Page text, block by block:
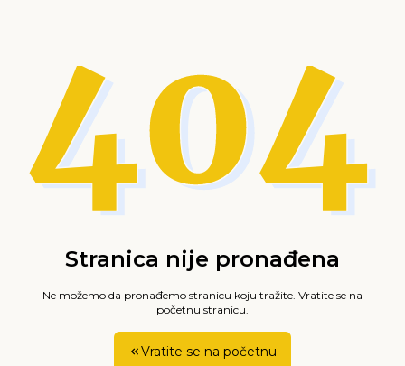
Stranica nije pronađena
Ne možemo da pronađemo stranicu koju tražite. Vratite se na
početnu stranicu.
Vratite se na početnu